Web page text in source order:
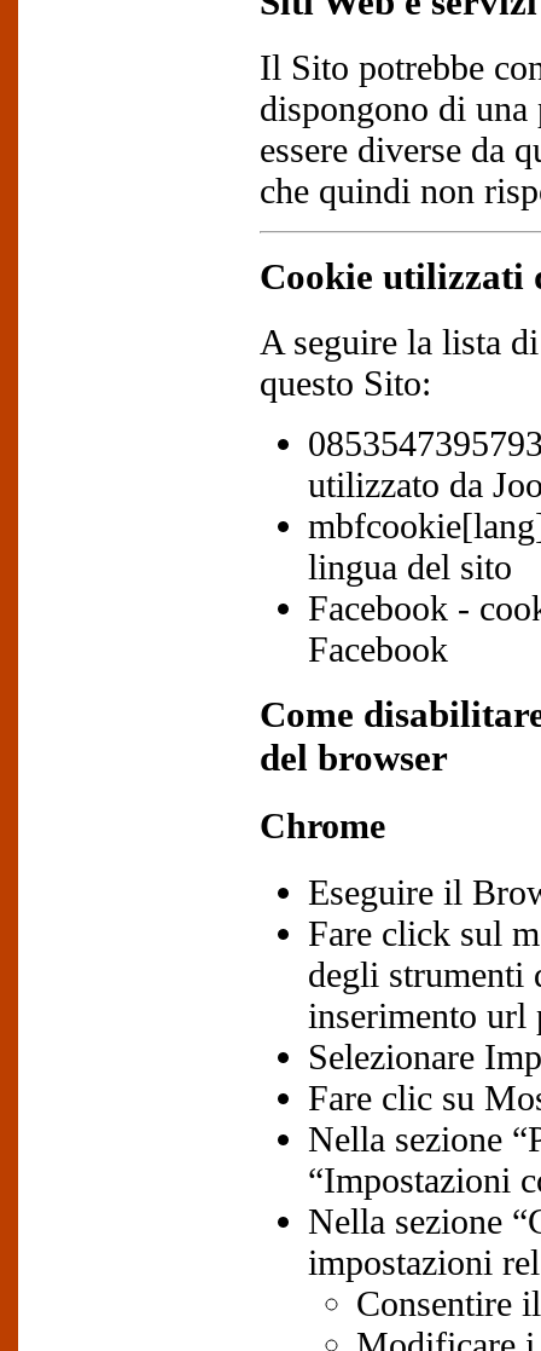
Il Sito potrebbe
dispongono di
essere diverse da
che quindi non
Cookie utilizzati
A seguire la lista
questo Sito:
utilizzato da
lingua del sito
Facebook -
Facebook
Come
del browser
Chrome
Eseguire il
Fare click sul
degli strumenti
inserimento url
Selezionare
Fare clic su
Nella sezione
“Impostazioni
Nella sezione
impostazioni
Consentire